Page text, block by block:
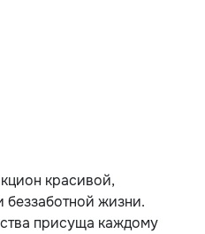
красивой,
беззаботной жизни.
присуща каждому